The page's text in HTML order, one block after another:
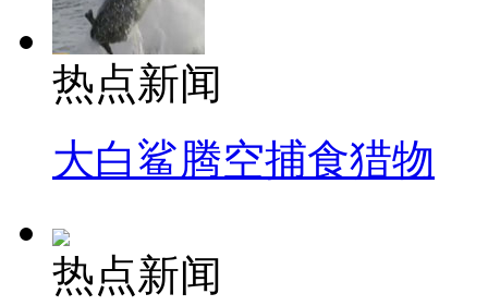
热点新闻
大白鲨腾空捕食猎物
热点新闻